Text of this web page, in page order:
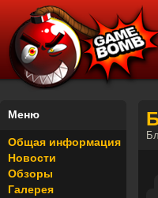
Меню
Общая информация
Новости
Обзоры
Галерея